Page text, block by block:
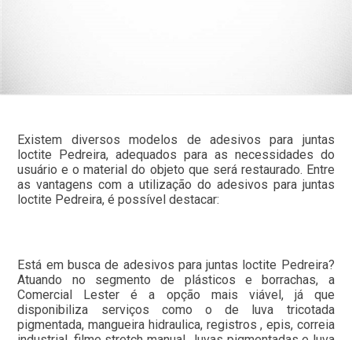
Existem diversos modelos de adesivos para juntas
loctite Pedreira, adequados para as necessidades do
usuário e o material do objeto que será restaurado. Entre
as vantagens com a utilização do adesivos para juntas
loctite Pedreira, é possível destacar:
Está em busca de adesivos para juntas loctite Pedreira?
Atuando no segmento de plásticos e borrachas, a
Comercial Lester é a opção mais viável, já que
disponibiliza serviços como o de luva tricotada
pigmentada, mangueira hidraulica, registros , epis, correia